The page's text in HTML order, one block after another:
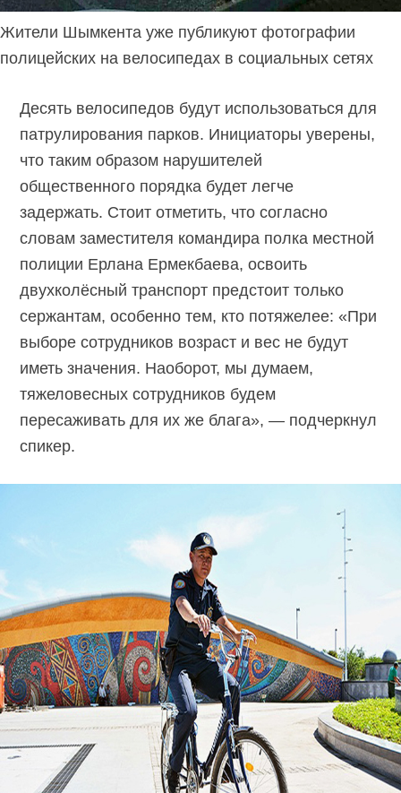
Жители Шымкента уже публикуют фотографии
полицейских на велосипедах в социальных сетях
Десять велосипедов будут использоваться для
патрулирования парков. Инициаторы уверены,
что таким образом нарушителей
общественного порядка будет легче
задержать. Стоит отметить, что согласно
словам заместителя командира полка местной
полиции Ерлана Ермекбаева, освоить
двухколёсный транспорт предстоит только
сержантам, особенно тем, кто потяжелее: «При
выборе сотрудников возраст и вес не будут
иметь значения. Наоборот, мы думаем,
тяжеловесных сотрудников будем
пересаживать для их же блага», — подчеркнул
спикер.